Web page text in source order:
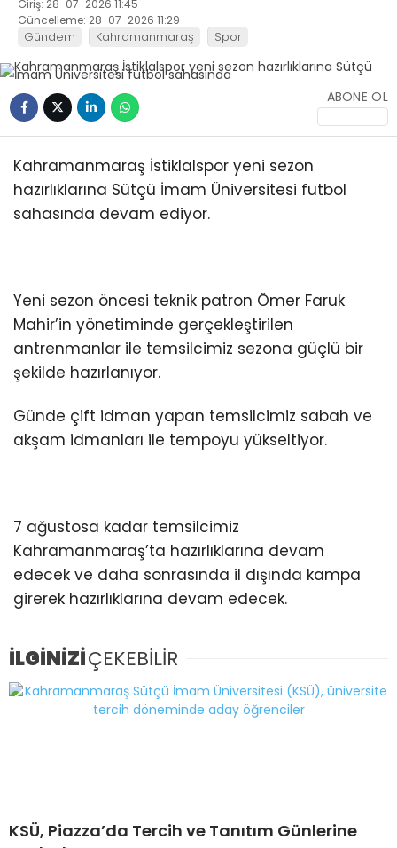
Giriş: 28-07-2026 11:45
Güncelleme: 28-07-2026 11:29
Gündem Kahramanmaraş Spor
ABONE OL
Kahramanmaraş İstiklalspor yeni sezon
hazırlıklarına Sütçü İmam Üniversitesi futbol
sahasında devam ediyor.
Yeni sezon öncesi teknik patron Ömer Faruk
Mahir’in yönetiminde gerçekleştirilen
antrenmanlar ile temsilcimiz sezona güçlü bir
şekilde hazırlanıyor.
Günde çift idman yapan temsilcimiz sabah ve
akşam idmanları ile tempoyu yükseltiyor.
7 ağustosa kadar temsilcimiz
Kahramanmaraş’ta hazırlıklarına devam
edecek ve daha sonrasında il dışında kampa
girerek hazırlıklarına devam edecek.
İLGİNİZİÇEKEBİLİR
KSÜ, Piazza’da Tercih ve Tanıtım Günlerine